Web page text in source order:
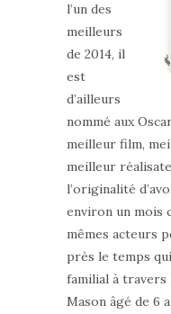
l’un des
meilleurs
de 2014, il
est
d’ailleurs
nommé aux
meilleur film,
meilleur
l’originalité
environ un mois
mêmes acteurs
près le temps
familial à travers
Mason âgé de 6